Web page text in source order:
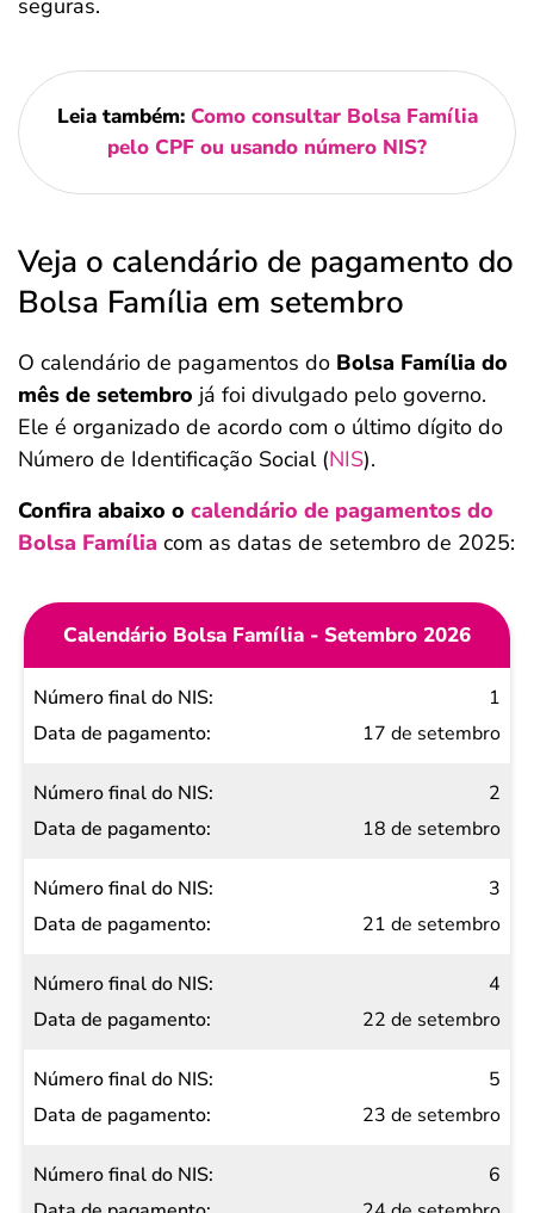
seguras.
Leia também: Como consultar Bolsa Família
pelo CPF ou usando número NIS?
Veja o calendário de pagamento do
Bolsa Família em setembro
O calendário de pagamentos do Bolsa Família do
mês de setembro já foi divulgado pelo governo.
Ele é organizado de acordo com o último dígito do
Número de Identificação Social (NIS).
Confira abaixo o calendário de pagamentos do
Bolsa Família com as datas de setembro de 2025:
Calendário Bolsa Família - Setembro 2026
Número
final do
Data de
pagamento
1
17 de setembro
2
18 de setembro
3
21 de setembro
4
22 de setembro
5
23 de setembro
6